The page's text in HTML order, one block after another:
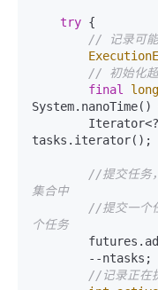
try {
// 记录可能
// 初始化
final
long
        Iterator<?
tasks.iterator();
//提交任务
集合中
//提交一个
个任务
//记录正在